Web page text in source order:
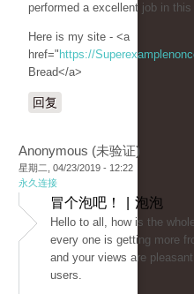
performed a excellent job in
Here is my site - <a
href=" https://
Bread</a>
回复
Anonymous (未验证)
星期二, 04/23/2019 - 12:22
永久连接
冒个泡吧！ | 泡泡
Hello to all, how is the
every one is getting more
and your views are
users.